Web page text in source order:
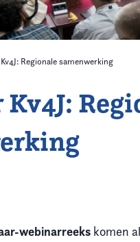
Regionale samenwerking
webinarreeks komen